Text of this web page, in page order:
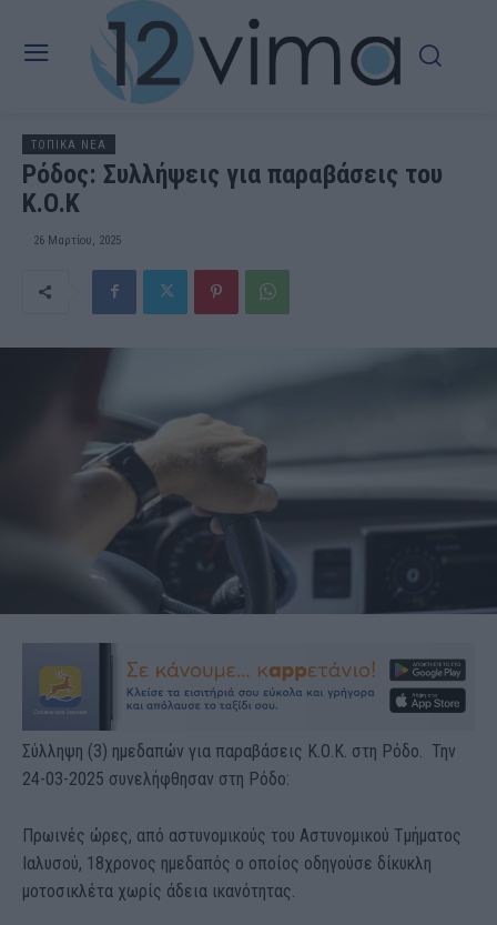
ΤΟΠΙΚΑ ΝΕΑ
Ρόδος: Συλλήψεις για παραβάσεις του
Κ.Ο.Κ
26 Μαρτίου, 2025
Σύλληψη (3) ημεδαπών για παραβάσεις Κ.Ο.Κ. στη Ρόδο. Την
24-03-2025 συνελήφθησαν στη Ρόδο:
Πρωινές ώρες, από αστυνομικούς του Αστυνομικού Τμήματος
Ιαλυσού, 18χρονος ημεδαπός ο οποίος οδηγούσε δίκυκλη
μοτοσικλέτα χωρίς άδεια ικανότητας.